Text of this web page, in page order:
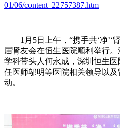
01/06/content_22757387.htm
1月5日上午，“携手共‘净’‘
届肾友会在恒生医院顺利举行
学科带头人何永成，深圳恒生
任医师邬明等医院相关领导以
动。